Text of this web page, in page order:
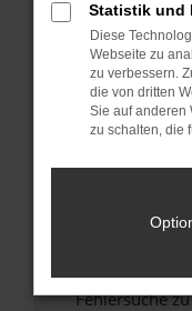
sind.
Veraltete
führen, dass
unterstützt
Wende dich
Wenn du alle
hast,
versuchen,
uns diesen
Fehlersuche
Statistik und
Diese
Webseite zu
zu verbessern.
die von dritten
Sie auf anderen
zu schalten, die